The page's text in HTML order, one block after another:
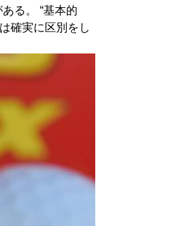
る。 “基本的
確実に区別をし